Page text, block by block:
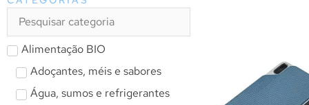
Alimentação BIO
Adoçantes, méis e sabores
Água, sumos e refrigerantes